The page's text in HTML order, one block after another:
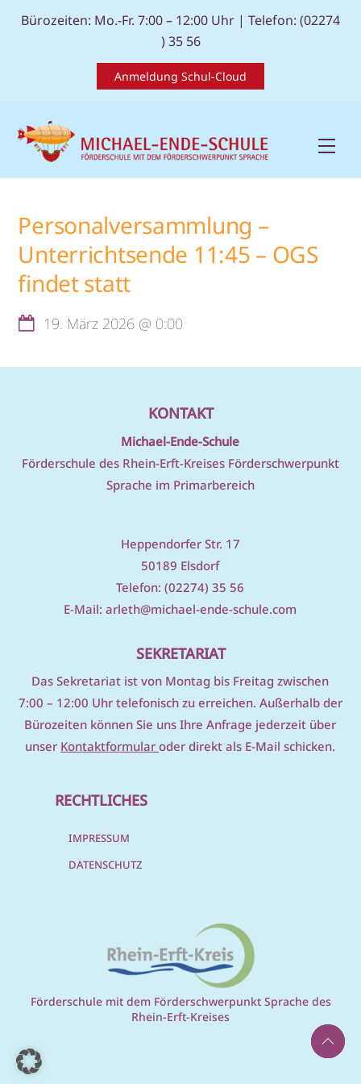
Bürozeiten: Mo.-Fr. 7:00 – 12:00 Uhr | Telefon: (02274
) 35 56
Anmeldung Schul-Cloud
Personalversammlung –
Unterrichtsende 11:45 – OGS
findet statt
19. März 2026 @ 0:00
KONTAKT
Michael-Ende-Schule
Förderschule des Rhein-Erft-Kreises Förderschwerpunkt
Sprache im Primarbereich
Heppendorfer Str. 17
50189 Elsdorf
Telefon: (02274) 35 56
E-Mail: arleth@michael-ende-schule.com
SEKRETARIAT
Das Sekretariat ist von Montag bis Freitag zwischen
7:00 – 12:00 Uhr telefonisch zu erreichen. Außerhalb der
Bürozeiten können Sie uns Ihre Anfrage jederzeit über
unser Kontaktformular oder direkt als E-Mail schicken.
RECHTLICHES
IMPRESSUM
DATENSCHUTZ
Förderschule mit dem Förderschwerpunkt Sprache des
Rhein-Erft-Kreises